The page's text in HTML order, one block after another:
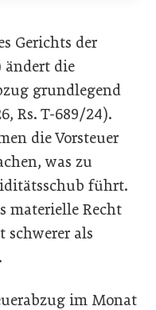
Gerichts der
ändert die
grundlegend
Rs. T-689/24).
die Vorsteuer
was zu
führt.
materielle Recht
schwerer als
im Monat